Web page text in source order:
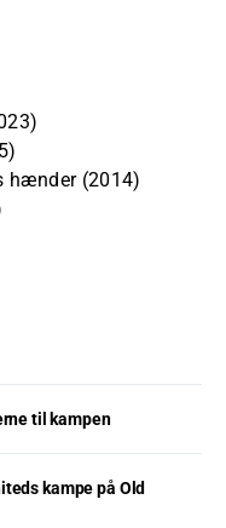
hænder (2014)
til kampen
kampe på Old